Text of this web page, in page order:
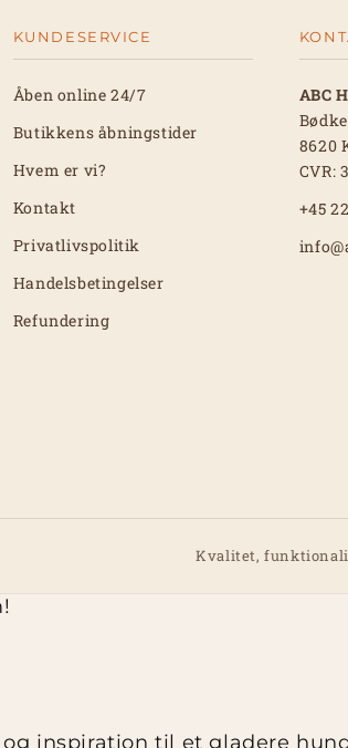
KUNDESERVICE
Åben online 24/7
Butikkens åbningstider
Hvem er vi?
Kontakt
Privatlivspolitik
Handelsbetingelser
Refundering
ABC
8620
CVR:
+45
Kvalitet,
inspiration til et gladere